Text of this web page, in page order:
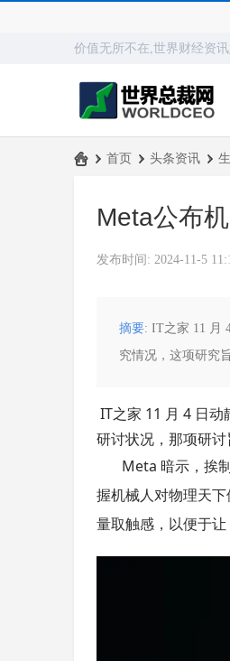
价值无所不在,世界财经资讯
› 首页 › 头条资讯 ›
Meta公布
发布时间: 2024-11-5
摘要: IT之家 11 月
究情况，这项研究
IT之家 11 月 4 日
研讨状况，那项研
Meta 暗示，挨
握机械人对物理天
量取触感，以便于